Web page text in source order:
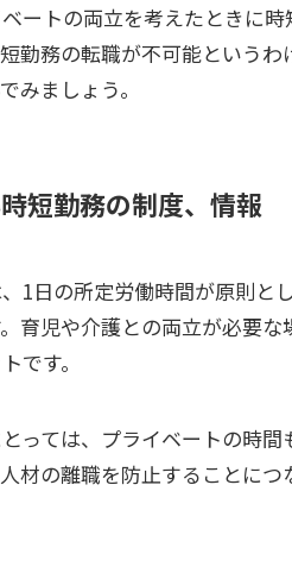
ートの両立を考えたときに
勤務の転職が不可能という
みましょう。
短勤務の制度、情報
1日の所定労働時間が原則と
育児や介護との両立が必要
です。
っては、プライベートの時
材の離職を防止することにつ